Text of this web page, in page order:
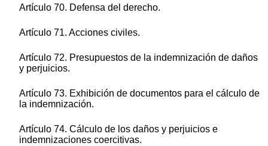
Artículo 70. Defensa del derecho.
Artículo 71. Acciones civiles.
Artículo 72. Presupuestos de la indemnización de daños
y perjuicios.
Artículo 73. Exhibición de documentos para el cálculo de
la indemnización.
Artículo 74. Cálculo de los daños y perjuicios e
indemnizaciones coercitivas.